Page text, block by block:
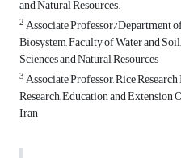
and Natural Resources.
2Associate Professor/Department
Biosystem, Faculty of Water and
Sciences and Natural Resources
3Associate Professor, Rice
Research, Education and
Iran